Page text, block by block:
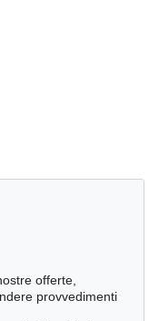
offerte,
provvedimenti